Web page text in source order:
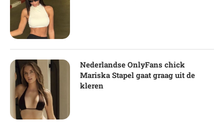
Nederlandse OnlyFans chick
Mariska Stapel gaat graag uit de
kleren